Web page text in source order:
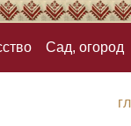
Сад, огород